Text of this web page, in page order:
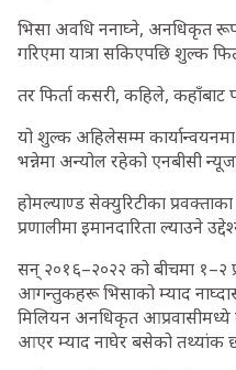
भिसा अवधि ननाघ्ने, अनधिकृत
गरिएमा यात्रा सकिएपछि शुल्क
तर फिर्ता कसरी, कहिले, कहाँबाट
यो शुल्क अहिलेसम्म
भन्नेमा अन्योल रहेको एनबीसी
होमल्याण्ड सेक्युरिटीका
प्रणालीमा इमानदारिता ल्याउने
सन् २०१६–२०२२ को बीचमा १–२
आगन्तुकहरू भिसाको म्याद
मिलियन अनधिकृत आप्रवासीमध्ये
आएर म्याद नाघेर बसेको तथ्यांक